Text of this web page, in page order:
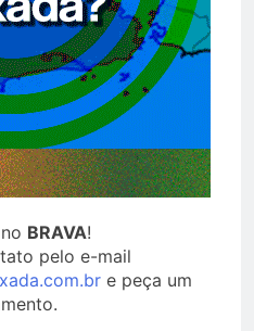
BRAVA!
pelo e-mail
e peça um